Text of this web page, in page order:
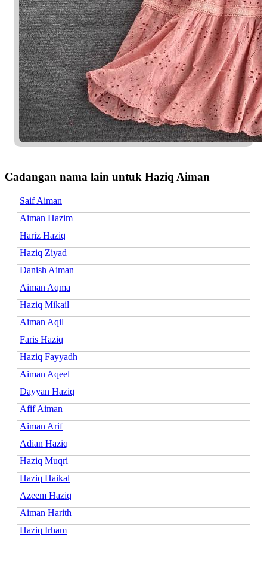
Cadangan nama lain untuk Haziq Aiman
Saif Aiman
Aiman Hazim
Hariz Haziq
Haziq Ziyad
Danish Aiman
Aiman Aqma
Haziq Mikail
Aiman Aqil
Faris Haziq
Haziq Fayyadh
Aiman Aqeel
Dayyan Haziq
Afif Aiman
Aiman Arif
Adian Haziq
Haziq Muqri
Haziq Haikal
Azeem Haziq
Aiman Harith
Haziq Irham